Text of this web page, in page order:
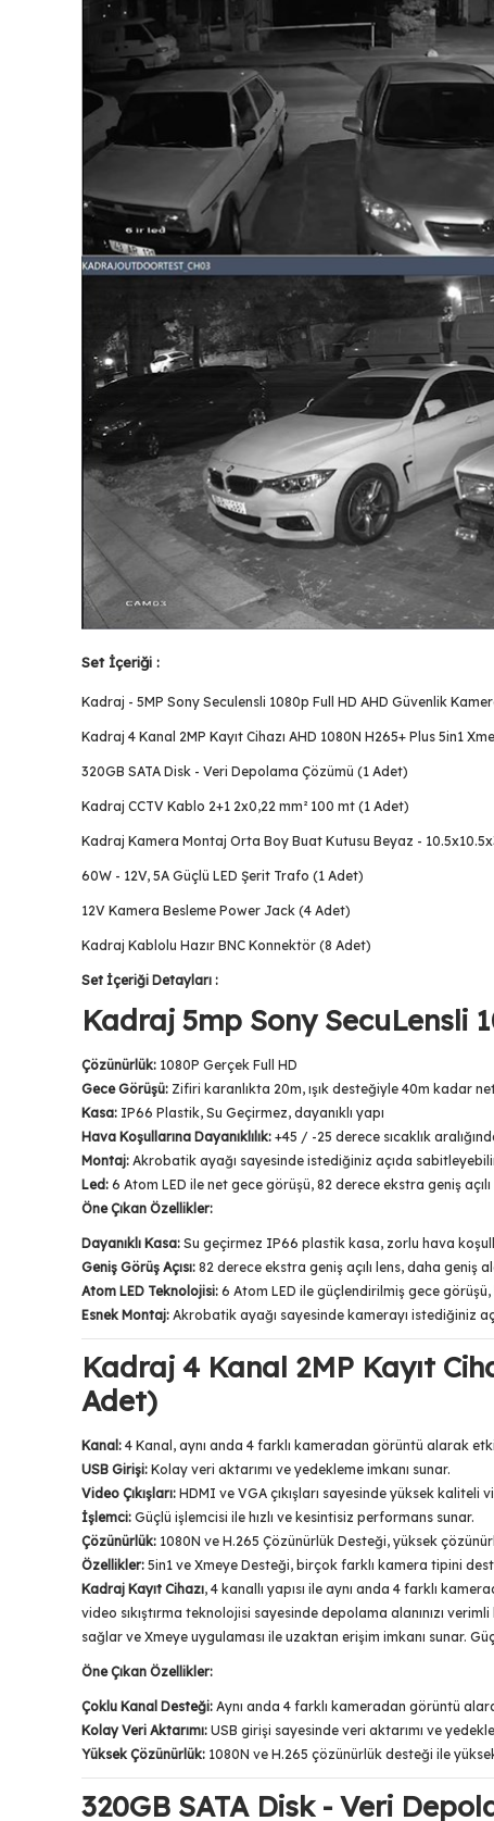
Set İçeriği :
Kadraj - 5MP Sony Seculensli 1080p Full HD AHD Güvenlik
Kadraj 4 Kanal 2MP Kayıt Cihazı AHD 1080N H265+ Plus 5in1
320GB SATA Disk - Veri Depolama Çözümü (1 Adet)
Kadraj CCTV Kablo 2+1 2x0,22 mm² 100 mt (1 Adet)
Kadraj Kamera Montaj Orta Boy Buat Kutusu Beyaz -
60W - 12V, 5A Güçlü LED Şerit Trafo (1 Adet)
12V Kamera Besleme Power Jack (4 Adet)
Kadraj Kablolu Hazır BNC Konnektör (8 Adet)
Set İçeriği Detayları :
Kadraj 5mp Sony SecuLensli
Çözünürlük: 1080P Gerçek Full HD
Gece Görüşü: Zifiri karanlıkta 20m, ışık desteğiyle 40m kadar
Kasa: IP66 Plastik, Su Geçirmez, dayanıklı yapı
Hava Koşullarına Dayanıklılık: +45 / -25 derece sıcaklık
Montaj: Akrobatik ayağı sayesinde istediğiniz açıda
Led: 6 Atom LED ile net gece görüşü, 82 derece ekstra geniş açılı
Öne Çıkan Özellikler:
Dayanıklı Kasa: Su geçirmez IP66 plastik kasa, zorlu hava
Geniş Görüş Açısı: 82 derece ekstra geniş açılı lens, daha geniş
Atom LED Teknolojisi: 6 Atom LED ile güçlendirilmiş gece
Esnek Montaj: Akrobatik ayağı sayesinde kamerayı istediğiniz
Kadraj 4 Kanal 2MP Kayıt
Adet)
Kanal: 4 Kanal, aynı anda 4 farklı kameradan görüntü alarak
USB Girişi: Kolay veri aktarımı ve yedekleme imkanı sunar.
Video Çıkışları: HDMI ve VGA çıkışları sayesinde yüksek
İşlemci: Güçlü işlemcisi ile hızlı ve kesintisiz performans sunar.
Çözünürlük: 1080N ve H.265 Çözünürlük Desteği, yüksek
Özellikler: 5in1 ve Xmeye Desteği, birçok farklı kamera tipini
Kadraj Kayıt Cihazı, 4 kanallı yapısı ile aynı anda 4 farklı
video sıkıştırma teknolojisi sayesinde depolama alanınızı
sağlar ve Xmeye uygulaması ile uzaktan erişim imkanı sunar.
Öne Çıkan Özellikler:
Çoklu Kanal Desteği: Aynı anda 4 farklı kameradan görüntü
Kolay Veri Aktarımı: USB girişi sayesinde veri aktarımı ve
Yüksek Çözünürlük: 1080N ve H.265 çözünürlük desteği ile
320GB SATA Disk - Veri